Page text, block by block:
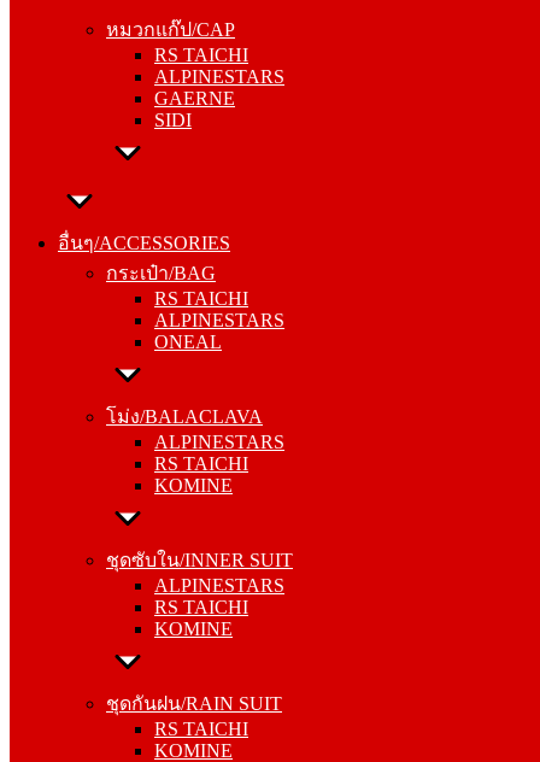
หมวกแก๊ป/CAP
RS TAICHI
ALPINESTARS
GAERNE
SIDI
อื่นๆ/ACCESSORIES
กระเป๋า/BAG
RS TAICHI
ALPINESTARS
ONEAL
โม่ง/BALACLAVA
ALPINESTARS
RS TAICHI
KOMINE
ชุดซับใน/INNER SUIT
ALPINESTARS
RS TAICHI
KOMINE
ชุดกันฝน/RAIN SUIT
RS TAICHI
KOMINE
ALPINESTARS
GAERNE
SIDI
อื่นๆ/ACCESSORIES
RS TAICHI
ALPINESTARS
ONEAL
โม่ง/BALACLAVA
RS TAICHI
KOMINE
ชุดซับใน/INNER SUIT
RS TAICHI
KOMINE
ชุดกันฝน/RAIN SUIT
KOMINE